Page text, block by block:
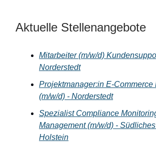
Aktuelle Stellenangebote
Mitarbeiter (m/w/d)
Norderstedt
Projektmanager:in E-Commerce
(m/w/d) - Norderstedt
Spezialist Compliance
Management (m/w/d) -
Holstein